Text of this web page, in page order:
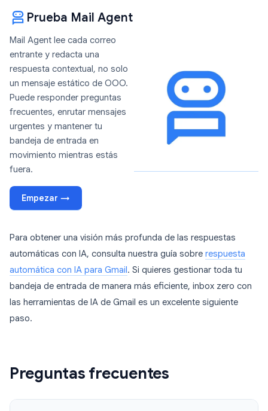
Prueba Mail Agent
Mail Agent lee cada correo
entrante y redacta una
respuesta contextual, no solo
un mensaje estático de OOO.
Puede responder preguntas
frecuentes, enrutar mensajes
urgentes y mantener tu
bandeja de entrada en
movimiento mientras estás
fuera.
Empezar →
Para obtener una visión más profunda de las respuestas
automáticas con IA, consulta nuestra guía sobre respuesta
automática con IA para Gmail . Si quieres gestionar toda tu
bandeja de entrada de manera más eficiente, inbox zero con
las herramientas de IA de Gmail es un excelente siguiente
paso.
Preguntas frecuentes